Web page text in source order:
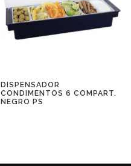
DISPENSADOR
CONDIMENTOS 6 COMPART.
NEGRO PS